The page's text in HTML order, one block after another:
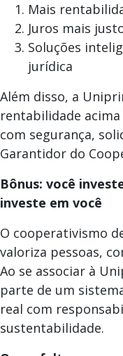
Mais
Juros mais
Soluções
jurídica
Além disso, a
rentabilidade
com segurança,
Garantidor do
Bônus: você
investe em você
O cooperativismo
valoriza pessoas,
Ao se associar à
parte de um
real com
sustentabilidade.